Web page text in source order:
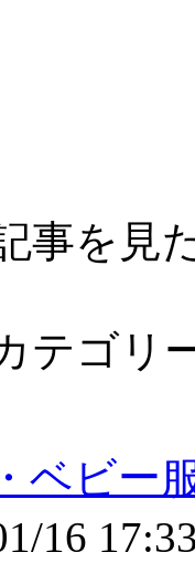
事を見
テゴリ
ベビー
16